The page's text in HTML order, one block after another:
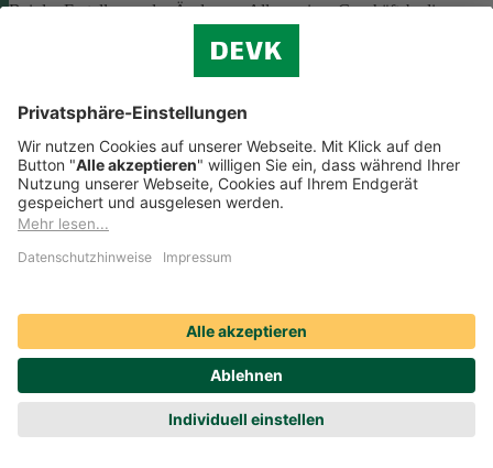
Bei der Erstellung oder Änderung Allgemeiner
(AGB) ist eine Vielzahl rechtlicher Vorschriften zu beachten. Wir
helfen Ihnen dabei und vermitteln Ihnen versierte selbstständige
Online-Portal der DAHAG Rechtsservices AG angeboten.
Beratungs-Rechtsschutz bei Unternehmensnachfolge
Wenn Sie Ihre Firma an eine Nachfolgerin oder einen Nachfolger
kompetente, selbstständige Rechtsanwältinnen und Rechtsanwälte,
Rechtsschutz an:0221 757-1996.
Produktservices Krankenversicherung: Welche
Vorteile bietet mir die Krankenversicherungs-App der
DEVK?